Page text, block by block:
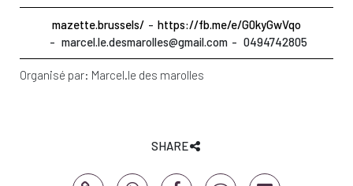
mazette.brussels/
https://fb.me/e/G0kyGwVqo
marcel.le.desmarolles@gmail.com
0494742805
Organisé par: Marcel.le des marolles
SHARE